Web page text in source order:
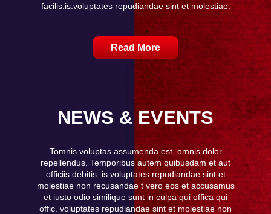
facilis.is.voluptates repudiandae sint et molestiae.
Read More
NEWS & EVENTS
Tomnis voluptas assumenda est, omnis dolor
repellendus. Temporibus autem quibusdam et aut
officiis debitis. is.voluptates repudiandae sint et
molestiae non recusandae t vero eos et accusamus
et iusto odio similique sunt in culpa qui offica qui
offic. voluptates repudiandae sint et molestiae non